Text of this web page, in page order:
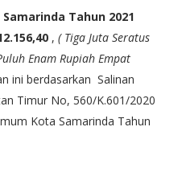
Tahun 2021
, ( Tiga Juta Seratus
Enam Rupiah Empat
ini berdasarkan Salinan
Timur No, 560/K.601/2020
Kota Samarinda Tahun